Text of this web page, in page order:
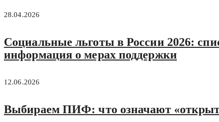
28.04.2026
Социальные льготы в России 2026:
информация о мерах поддержки
12.06.2026
Выбираем ПИФ: что означают